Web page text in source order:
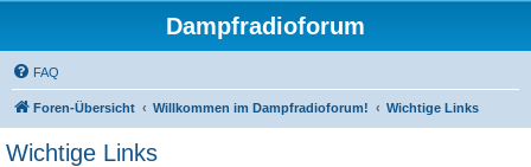
Dampfradioforum
FAQ
Foren-Übersicht Willkommen im Dampfradioforum! Wichtige Links
Wichtige Links